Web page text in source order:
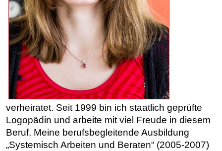
verheiratet. Seit 1999 bin ich staatlich geprüfte
Logopädin und arbeite mit viel Freude in diesem
Beruf. Meine berufsbegleitende Ausbildung
„Systemisch Arbeiten und Beraten“ (2005-2007)